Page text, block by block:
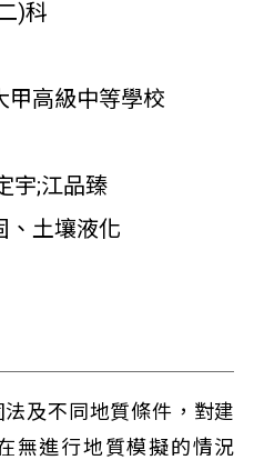
)科
甲高級中等學校
宇;江品臻
、土壤液化
及不同地質條件，對建
無進行地質模擬的情況